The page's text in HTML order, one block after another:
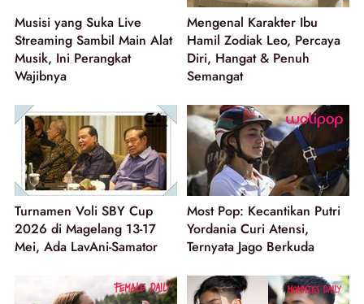
Musisi yang Suka Live
Streaming Sambil Main Alat
Musik, Ini Perangkat
Wajibnya
Mengenal Karakter Ibu
Hamil Zodiak Leo, Percaya
Diri, Hangat & Penuh
Semangat
Turnamen Voli SBY Cup
2026 di Magelang 13-17
Mei, Ada LavAni-Samator
Most Pop: Kecantikan Putri
Yordania Curi Atensi,
Ternyata Jago Berkuda